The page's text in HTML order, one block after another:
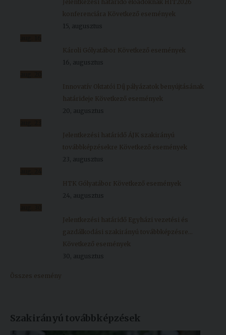
Jelentkezési határidő előadóknak HIT2026
konferenciára Következő események
15, augusztus
Károli Gólyatábor Következő események
16, augusztus
Innovatív Oktatói Díj pályázatok benyújtásának
határideje Következő események
20, augusztus
Jelentkezési határidő ÁJK szakirányú
továbbképzésekre Következő események
23, augusztus
HTK Gólyatábor Következő események
24, augusztus
Jelentkezési határidő Egyházi vezetési és
gazdálkodási szakirányú továbbképzésre...
Következő események
30, augusztus
Összes esemény
Szakirányú továbbképzések